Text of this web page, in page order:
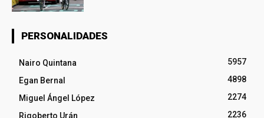
PERSONALIDADES
Nairo Quintana
5957
Egan Bernal
4898
Miguel Ángel López
2274
Rigoberto Urán
2236